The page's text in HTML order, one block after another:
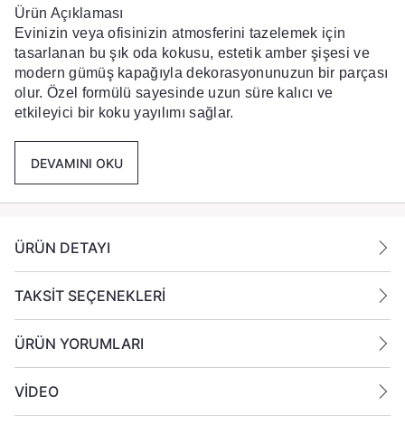
Ürün Açıklaması
Evinizin veya ofisinizin atmosferini tazelemek için
tasarlanan bu şık oda kokusu, estetik amber şişesi ve
modern gümüş kapağıyla dekorasyonunuzun bir parçası
olur. Özel formülü sayesinde uzun süre kalıcı ve
etkileyici bir koku yayılımı sağlar.
Kullanım Kolaylığı:çubukları şişeye yerleştirmeniz
yeterlidir. Çubuklar sıvıyı emerek kokuyu doğal bir
Kullanım Alanları:Salon, yatak odası, banyo, ofis veya
çalışma odası gibi ferahlık aradığınız tüm kapalı
DEVAMINI OKU
ÜRÜN DETAYI
TAKSİT SEÇENEKLERİ
ÜRÜN YORUMLARI
VİDEO